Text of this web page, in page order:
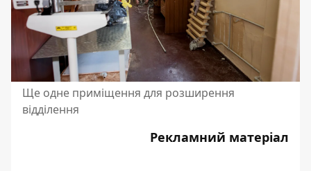
Ще одне приміщення для розширення
відділення
Рекламний матеріал